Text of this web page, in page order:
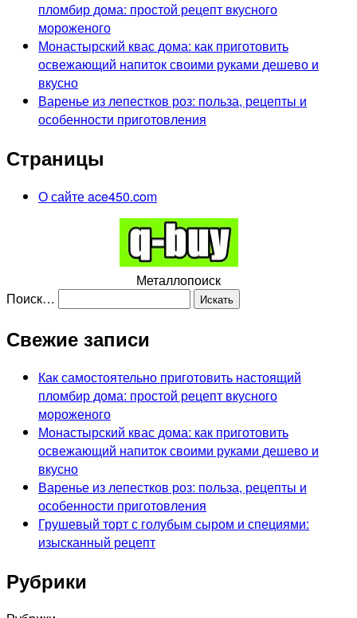
пломбир дома: простой рецепт вкусного
мороженого
Монастырский квас дома: как приготовить
освежающий напиток своими руками дешево и
вкусно
Варенье из лепестков роз: польза, рецепты и
особенности приготовления
Страницы
О сайте ace450.com
Металлопоиск
Поиск…
Свежие записи
Как самостоятельно приготовить настоящий
пломбир дома: простой рецепт вкусного
мороженого
Монастырский квас дома: как приготовить
освежающий напиток своими руками дешево и
вкусно
Варенье из лепестков роз: польза, рецепты и
особенности приготовления
Грушевый торт с голубым сыром и специями:
изысканный рецепт
Рубрики